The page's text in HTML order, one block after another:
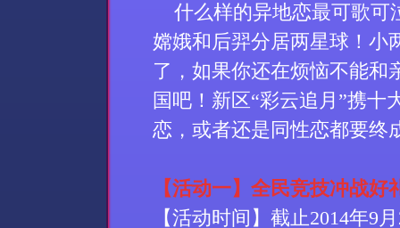
什么样的异地恋最可歌可
嫦娥和后羿分居两星球！小
了，如果你还在烦恼不能和
国吧！新区“彩云追月”携十
恋，或者还是同性恋都要终
【活动一】全民竞技冲战好
【活动时间】截止2014年9 月